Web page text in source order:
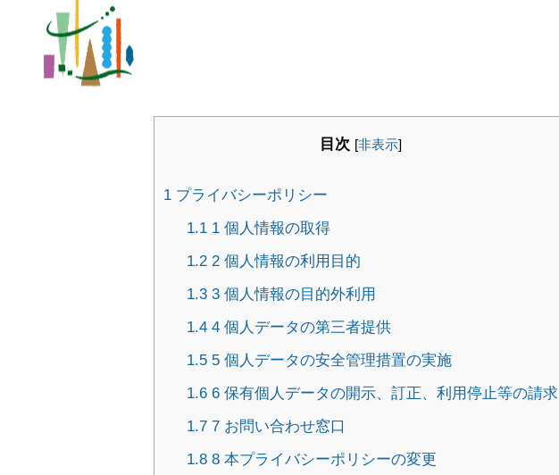
目次 [非表示]
1 プライバシーポリシー
1.11 個人情報の取得
1.22 個人情報の利用目的
1.33 個人情報の目的外利用
1.44 個人データの第三者提供
1.55 個人データの安全管理措置の実施
1.66 保有個人データの開示、訂正、利用停止等の請求
1.77 お問い合わせ窓口
1.88 本プライバシーポリシーの変更